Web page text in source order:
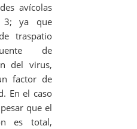
avícolas
3; ya que
traspatio
de
del virus,
factor de
En el caso
que el
es total,